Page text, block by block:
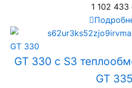
1 102 433
GT 330
GT 330 с S3
GT 335